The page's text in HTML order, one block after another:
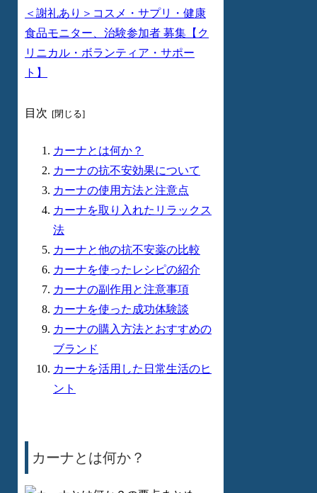
＜謝礼あり＞コスメ・サプリ・健康
食品モニター、治験参加者 募集【ク
リニカル・ボランティア・サポー
ト】
目次
カーナとは何か？
カーナの抗不安効果について
カーナの使用方法と注意点
カーナを取り入れたリラックス
法
カーナと他の抗不安薬の比較
カーナを使ったレシピの紹介
カーナの副作用と注意事項
カーナを使った成功体験談
カーナの購入方法とおすすめの
ブランド
カーナを活用した日常生活のヒ
ント
カーナとは何か？